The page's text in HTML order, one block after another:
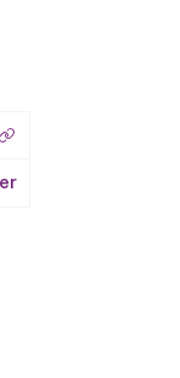
LinkedIn
par Email
Copier le lien